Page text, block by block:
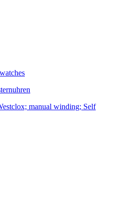
manual winding; Self